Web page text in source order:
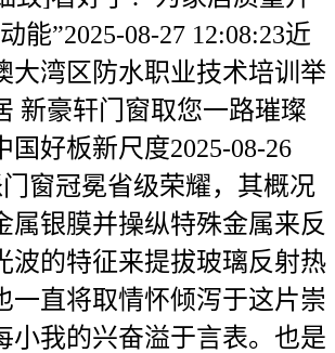
能”2025-08-27 12:08:23近
大湾区防水职业技术培训举
新豪轩门窗取您一路璀璨
国好板新尺度2025-08-26
门窗冠冕省级荣耀，其概况
属银膜并操纵特殊金属来反
波的特征来提拔玻璃反射热
一直将取情怀倾泻于这片崇
小我的兴奋溢于言表。也是